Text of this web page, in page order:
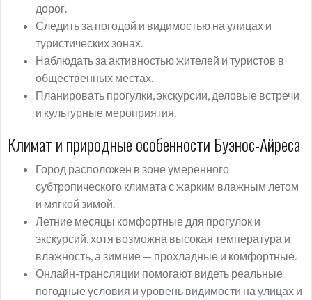
дорог.
Следить за погодой и видимостью на улицах и
туристических зонах.
Наблюдать за активностью жителей и туристов в
общественных местах.
Планировать прогулки, экскурсии, деловые встречи
и культурные мероприятия.
Климат и природные особенности Буэнос-Айреса
Город расположен в зоне умеренного
субтропического климата с жарким влажным летом
и мягкой зимой.
Летние месяцы комфортные для прогулок и
экскурсий, хотя возможна высокая температура и
влажность, а зимние — прохладные и комфортные.
Онлайн-трансляции помогают видеть реальные
погодные условия и уровень видимости на улицах и